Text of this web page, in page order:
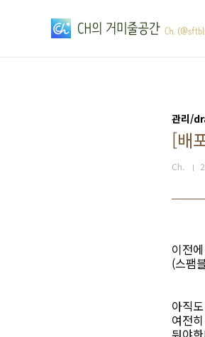
관리/
[배
Ch.
이전
(스팸
아직
여전